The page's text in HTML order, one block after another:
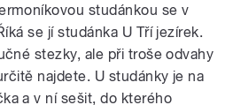
studánkou se v
se jí studánka U Tří jezírek.
stezky, ale při troše odvahy
najdete. U studánky je na
a v ní sešit, do kterého